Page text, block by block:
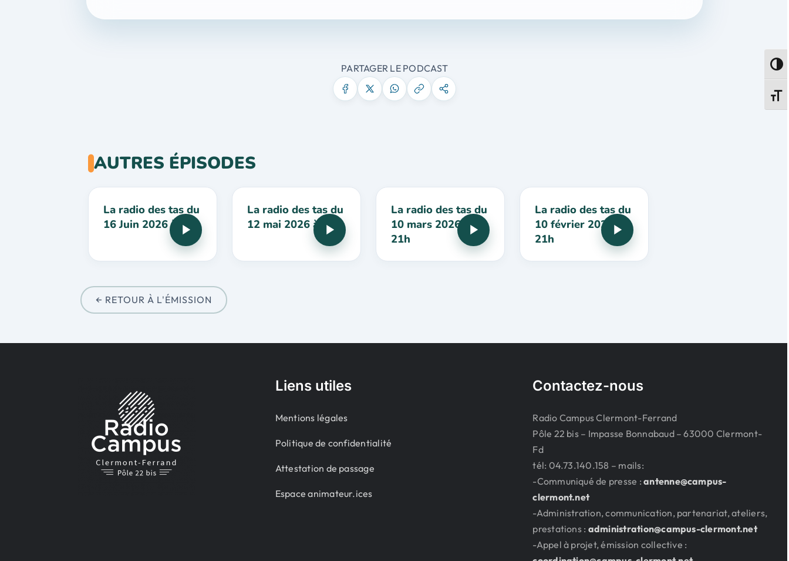
PARTAGER LE PODCAST
AUTRES ÉPISODES
La radio des tas du
16 Juin 2026 à 21h
La radio des tas du
12 mai 2026 à 21h
La radio des tas du
10 mars 2026 à
21h
La radio des tas du
10 février 2026 à
21h
← RETOUR À L'ÉMISSION
Liens utiles
Mentions légales
Politique de confidentialité
Attestation de passage
Espace animateur.ices
Contactez-nous
Radio Campus Clermont-Ferrand
Pôle 22 bis – Impasse Bonnabaud – 63000 Clermont-
Fd
tél: 04.73.140.158 – mails:
-Communiqué de presse :antenne@campus-
clermont.net
-Administration, communication, partenariat, ateliers,
prestations : administration@campus-clermont.net
-Appel à projet, émission collective :